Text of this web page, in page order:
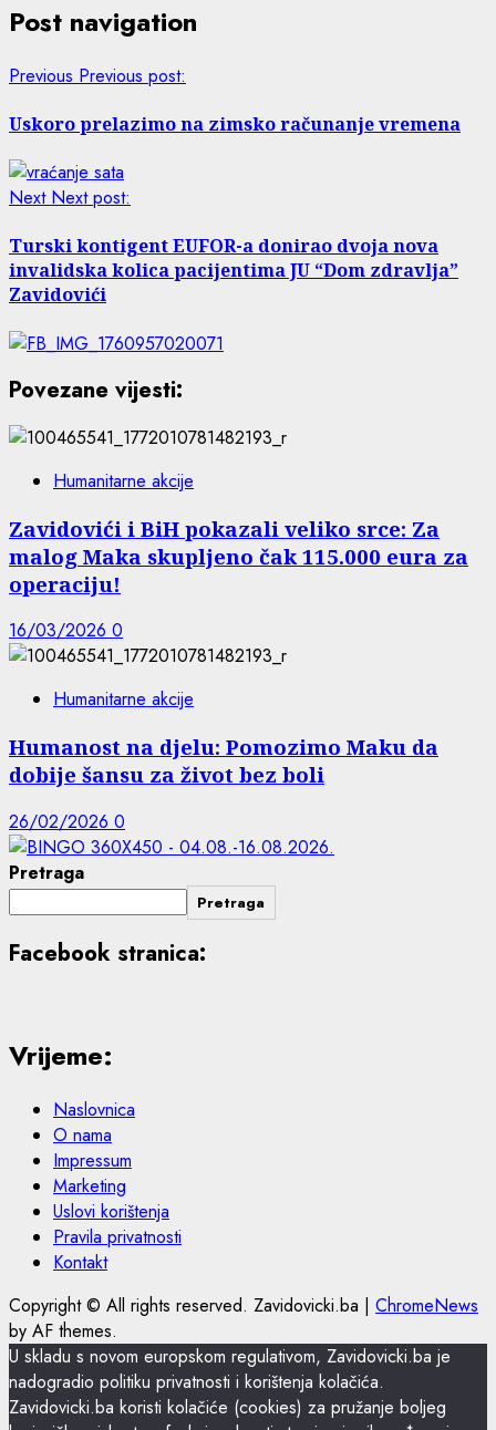
Post navigation
Previous Previous post:
Uskoro prelazimo na zimsko računanje vremena
Next Next post:
Turski kontigent EUFOR-a donirao dvoja nova
invalidska kolica pacijentima JU “Dom zdravlja”
Zavidovići
Povezane vijesti:
Humanitarne akcije
Zavidovići i BiH pokazali veliko srce: Za
malog Maka skupljeno čak 115.000 eura za
operaciju!
16/03/2026 0
Humanitarne akcije
Humanost na djelu: Pomozimo Maku da
dobije šansu za život bez boli
26/02/2026 0
Pretraga
Pretraga
Facebook stranica:
Vrijeme:
Naslovnica
O nama
Impressum
Marketing
Uslovi korištenja
Pravila privatnosti
Kontakt
Copyright © All rights reserved. Zavidovicki.ba | ChromeNews
by AF themes.
U skladu s novom europskom regulativom, Zavidovicki.ba je
nadogradio politiku privatnosti i korištenja kolačića.
Zavidovicki.ba koristi kolačiće (cookies) za pružanje boljeg